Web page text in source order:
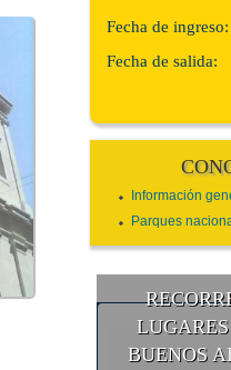
Fecha de
Fecha de salida:
Información
Parques
BUENOS